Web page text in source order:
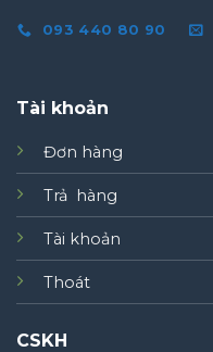
093 440 80 90
Tài khoản
Đơn hàng
Trả hàng
Tài khoản
Thoát
CSKH